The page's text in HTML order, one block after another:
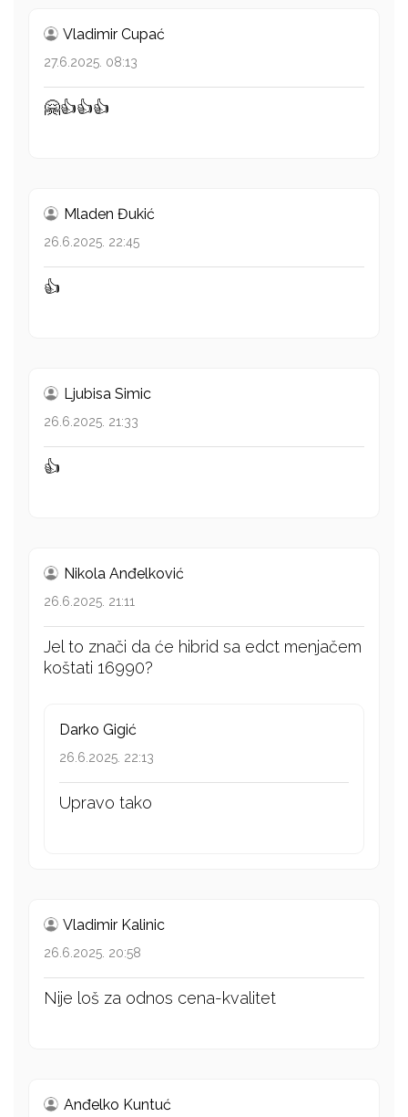
Vladimir Cupać
27.6.2025. 08:13
🤗👍👍👍
Mladen Đukić
26.6.2025. 22:45
👍
Ljubisa Simic
26.6.2025. 21:33
👍
Nikola Anđelković
26.6.2025. 21:11
Jel to znači da će hibrid sa edct menjačem
koštati 16990?
Darko Gigić
26.6.2025. 22:13
Upravo tako
Vladimir Kalinic
26.6.2025. 20:58
Nije loš za odnos cena-kvalitet
Anđelko Kuntuć